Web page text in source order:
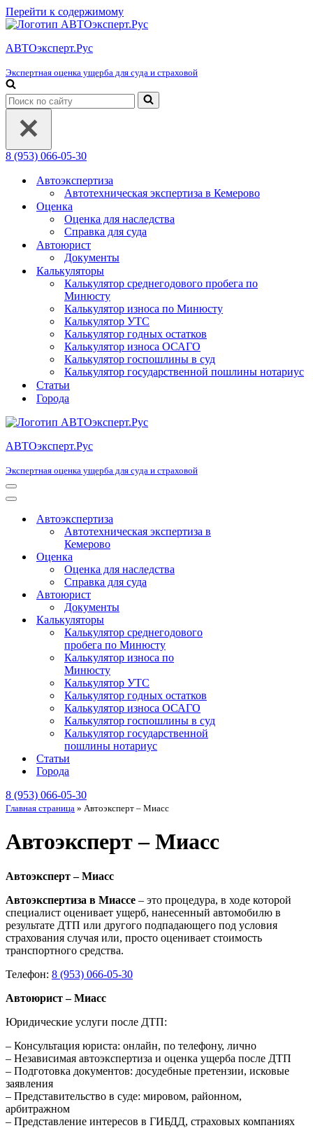
Перейти к содержимому
АВТОэксперт.Рус
Экспертная оценка ущерба для суда и страховой
Искать...
8 (953) 066-05-30
Автоэкспертиза
Автотехническая экспертиза в Кемерово
Оценка
Оценка для наследства
Справка для суда
Автоюрист
Документы
Калькуляторы
Калькулятор среднегодового пробега по
Минюсту
Калькулятор износа по Минюсту
Калькулятор УТС
Калькулятор годных остатков
Калькулятор износа ОСАГО
Калькулятор госпошлины в суд
Калькулятор государственной пошлины нотариус
Статьи
Города
АВТОэксперт.Рус
Экспертная оценка ущерба для суда и страховой
Меню
навигации
Меню
навигацииАвтоэкспертиза
Автотехническая экспертиза в
Кемерово
Оценка
Оценка для наследства
Справка для суда
Автоюрист
Документы
Калькуляторы
Калькулятор среднегодового
пробега по Минюсту
Калькулятор износа по
Минюсту
Калькулятор УТС
Калькулятор годных остатков
Калькулятор износа ОСАГО
Калькулятор госпошлины в суд
Калькулятор государственной
пошлины нотариус
Статьи
Города
8 (953) 066-05-30
Главная страница » Автоэксперт – Миасс
Автоэксперт – Миасс
Автоэксперт – Миасс
Автоэкспертиза в Миассе – это процедура, в ходе которой
специалист оценивает ущерб, нанесенный автомобилю в
результате ДТП или другого подпадающего под условия
страхования случая или, просто оценивает стоимость
транспортного средства.
Телефон: 8 (953) 066-05-30
Автоюрист – Миасс
Юридические услуги после ДТП:
– Консультация юриста: онлайн, по телефону, лично
– Независимая автоэкспертиза и оценка ущерба после ДТП
– Подготовка документов: досудебные претензии, исковые
заявления
– Представительство в суде: мировом, районном,
арбитражном
– Представление интересов в ГИБДД, страховых компаниях